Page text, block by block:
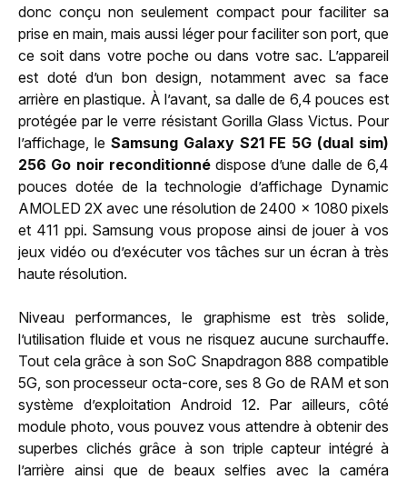
donc conçu non seulement compact pour faciliter sa
prise en main, mais aussi léger pour faciliter son port, que
ce soit dans votre poche ou dans votre sac. L’appareil
est doté d’un bon design, notamment avec sa face
arrière en plastique. À l’avant, sa dalle de 6,4 pouces est
protégée par le verre résistant Gorilla Glass Victus. Pour
l’affichage, le Samsung Galaxy S21 FE 5G (dual sim)
256 Go noir reconditionnédispose d’une dalle de 6,4
pouces dotée de la technologie d’affichage Dynamic
AMOLED 2X avec une résolution de 2400 x 1080 pixels
et 411 ppi. Samsung vous propose ainsi de jouer à vos
jeux vidéo ou d’exécuter vos tâches sur un écran à très
haute résolution.
Niveau performances, le graphisme est très solide,
l’utilisation fluide et vous ne risquez aucune surchauffe.
Tout cela grâce à son SoC Snapdragon 888 compatible
5G, son processeur octa-core, ses 8 Go de RAM et son
système d’exploitation Android 12. Par ailleurs, côté
module photo, vous pouvez vous attendre à obtenir des
superbes clichés grâce à son triple capteur intégré à
l’arrière ainsi que de beaux selfies avec la caméra